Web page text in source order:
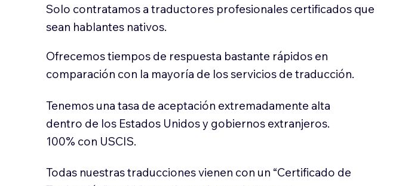
Solo contratamos a traductores profesionales certificados que
sean hablantes nativos.
Ofrecemos tiempos de respuesta bastante rápidos en
comparación con la mayoría de los servicios de traducción.
Tenemos una tasa de aceptación extremadamente alta
dentro de los Estados Unidos y gobiernos extranjeros.
100% con USCIS.
Todas nuestras traducciones vienen con un “Certificado de